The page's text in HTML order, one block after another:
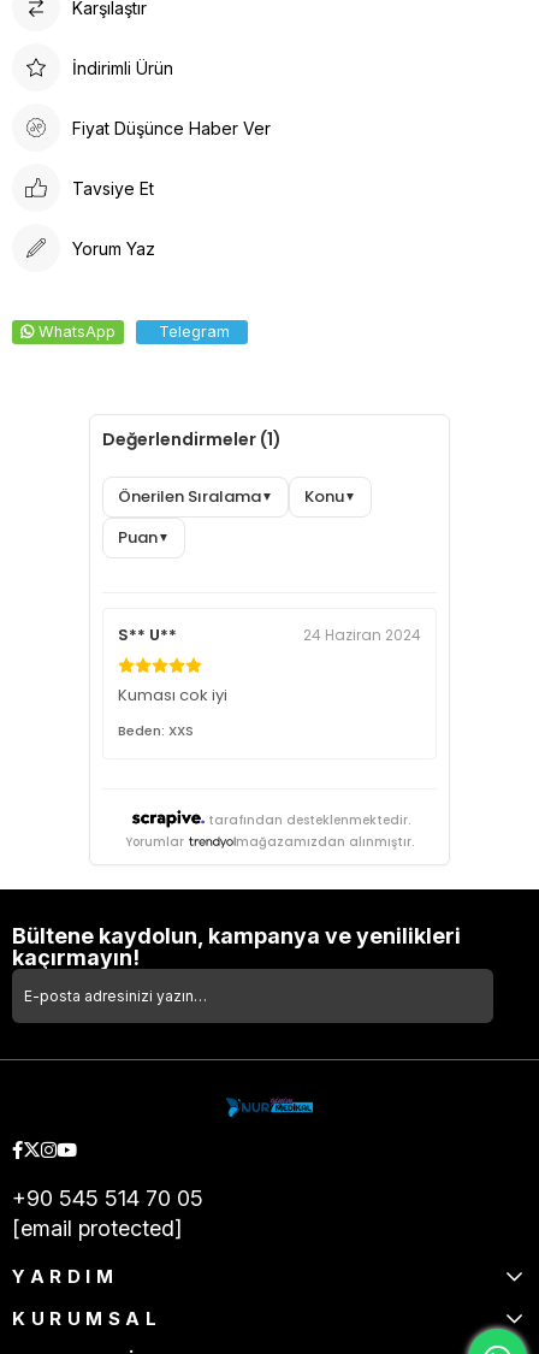
Karşılaştır
İndirimli Ürün
Fiyat Düşünce Haber Ver
Tavsiye Et
Yorum Yaz
WhatsApp Telegram
Değerlendirmeler (1)
Önerilen Sıralama▼ Konu▼
Puan▼
S** U** 24 Haziran 2024
Kuması cok iyi
Beden: XXS
tarafından desteklenmektedir.
Yorumlar
mağazamızdan alınmıştır.
Bültene kaydolun, kampanya ve yenilikleri
kaçırmayın!
+90 545 514 70 05
[email protected]
YARDIM
KURUMSAL